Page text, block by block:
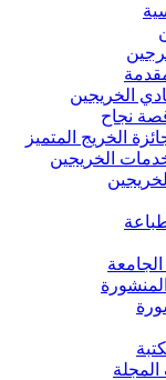
الخريجين
نجاح
الخريج المتميز
الخريجين